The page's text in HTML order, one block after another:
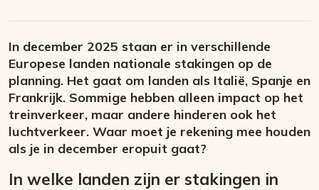
In december 2025 staan er in verschillende
Europese landen nationale stakingen op de
planning. Het gaat om landen als Italië, Spanje en
Frankrijk. Sommige hebben alleen impact op het
treinverkeer, maar andere hinderen ook het
luchtverkeer. Waar moet je rekening mee houden
als je in december eropuit gaat?
In welke landen zijn er stakingen in